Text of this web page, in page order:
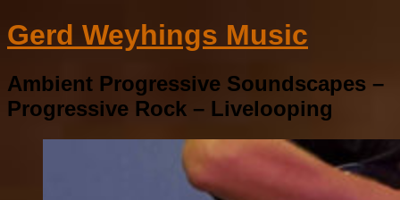
Gerd Weyhings Music
Ambient Progressive Soundscapes –
Progressive Rock – Livelooping